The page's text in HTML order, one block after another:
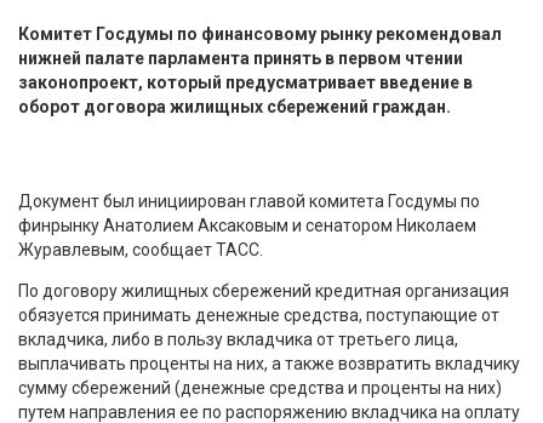
Комитет Госдумы по финансовому рынку рекомендовал
нижней палате парламента принять в первом чтении
законопроект, который предусматривает введение в
оборот договора жилищных сбережений граждан.
Документ был инициирован главой комитета Госдумы по
финрынку Анатолием Аксаковым и сенатором Николаем
Журавлевым, сообщает ТАСС.
По договору жилищных сбережений кредитная организация
обязуется принимать денежные средства, поступающие от
вкладчика, либо в пользу вкладчика от третьего лица,
выплачивать проценты на них, а также возвратить вкладчику
сумму сбережений (денежные средства и проценты на них)
путем направления ее по распоряжению вкладчика на оплату